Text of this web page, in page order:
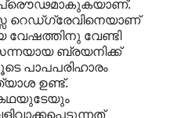
പ്രൌഢമാകുകയാണ്.
റെഡ്ഗ്രേവിനെയാണ്
വേണ്ടി
ബ്രയനിക്ക്
പാപപരിഹാരം
ഉണ്ട്.